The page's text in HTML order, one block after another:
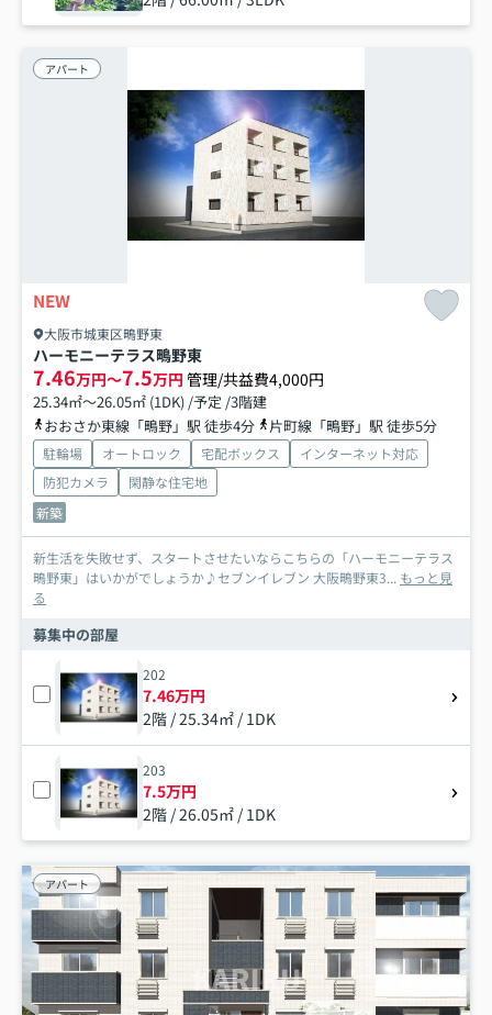
アパート
NEW
大阪市城東区鴫野東
ハーモニーテラス鴫野東
7.46万円～7.5万円 管理/共益費4,000円
25.34㎡～26.05㎡ (1DK) /予定 /3階建
おおさか東線「鴫野」駅 徒歩4分
片町線「鴫野」駅 徒歩5分
駐輪場 オートロック 宅配ボックス
インターネット対応
防犯カメラ
閑静な住宅地
新築
新生活を失敗せず、スタートさせたいならこちらの「ハーモニーテラス
鴫野東」はいかがでしょうか♪セブンイレブン 大阪鴫野東3... もっと見
る
募集中の部屋
202
7.46万円
2階 / 25.34㎡ / 1DK
203
7.5万円
2階 / 26.05㎡ / 1DK
アパート